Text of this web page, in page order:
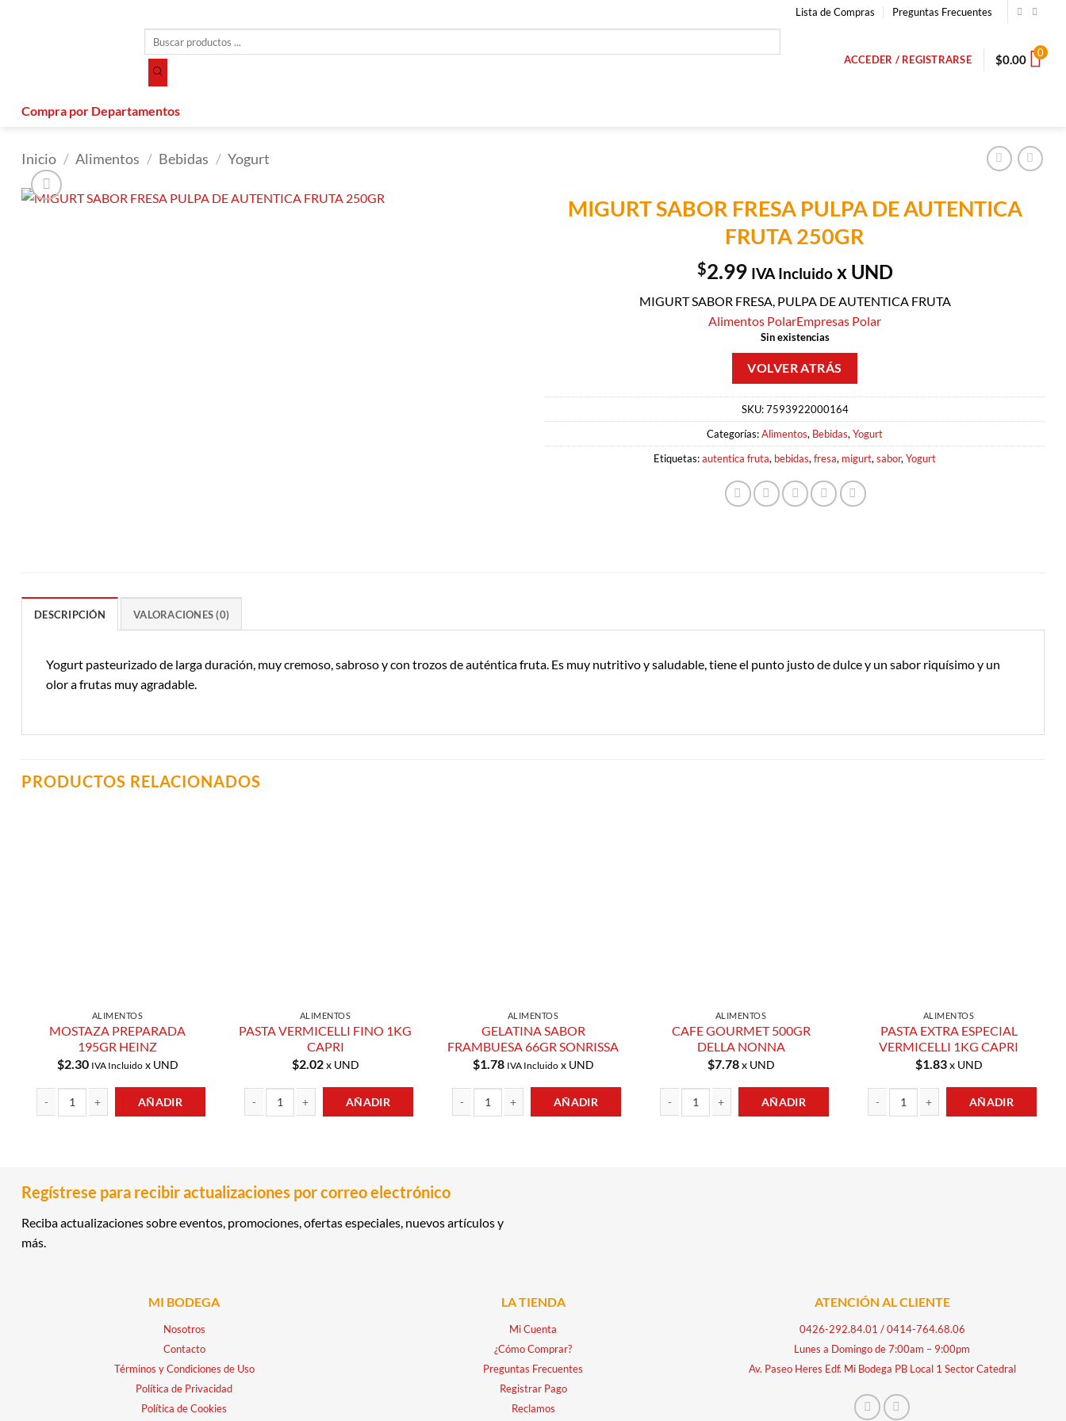
Lista de Compras Preguntas Frecuentes
productos
ACCEDER / REGISTRARSE $0.00 0
Compra por Departamentos
Inicio / Alimentos / Bebidas / Yogurt
MIGURT SABOR FRESA PULPA DE AUTENTICA
FRUTA 250GR
$2.99 IVA Incluidox UND
MIGURT SABOR FRESA, PULPA DE AUTENTICA FRUTA
Alimentos PolarEmpresas Polar
Sin existencias
SKU:7593922000164
Categorías:Alimentos, Bebidas, Yogurt
Etiquetas:autentica fruta, bebidas, fresa, migurt, sabor, Yogurt
DESCRIPCIÓN VALORACIONES (0)
Yogurt pasteurizado de larga duración, muy cremoso, sabroso y con trozos de auténtica fruta. Es muy nutritivo y saludable, tiene el punto justo de dulce y un sabor riquísimo y un
olor a frutas muy agradable.
PRODUCTOS RELACIONADOS
ALIMENTOS
MOSTAZA PREPARADA
195GR HEINZ
$2.30 IVA Incluidox UND
AÑADIR
ALIMENTOS
PASTA VERMICELLI FINO 1KG
CAPRI
$2.02x UND
AÑADIR
ALIMENTOS
GELATINA SABOR
FRAMBUESA 66GR SONRISSA
$1.78 IVA Incluidox UND
AÑADIR
ALIMENTOS
CAFE GOURMET 500GR
DELLA NONNA
$7.78x UND
AÑADIR
ALIMENTOS
PASTA EXTRA ESPECIAL
VERMICELLI 1KG CAPRI
$1.83x UND
AÑADIR
Regístrese para recibir actualizaciones por correo electrónico
Reciba actualizaciones sobre eventos, promociones, ofertas especiales, nuevos artículos y
más.
MI BODEGA
Nosotros
Contacto
Términos y Condiciones de Uso
Política de Privacidad
Política de Cookies
LA TIENDA
Mi Cuenta
¿Cómo Comprar?
Preguntas Frecuentes
Registrar Pago
Reclamos
ATENCIÓN AL CLIENTE
0426-292.84.01 /0414-764.68.06
Lunes a Domingo de 7:00am – 9:00pm
Av. Paseo Heres Edf. Mi Bodega PB Local 1 Sector Catedral